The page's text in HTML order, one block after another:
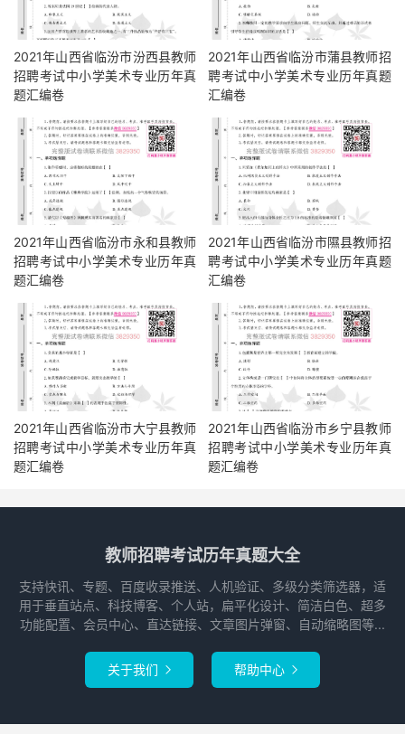
2021年山西省临汾市汾西县教师
招聘考试中小学美术专业历年真
题汇编卷
2021年山西省临汾市蒲县教师招
聘考试中小学美术专业历年真题
汇编卷
2021年山西省临汾市永和县教师
招聘考试中小学美术专业历年真
题汇编卷
2021年山西省临汾市隰县教师招
聘考试中小学美术专业历年真题
汇编卷
2021年山西省临汾市大宁县教师
招聘考试中小学美术专业历年真
题汇编卷
2021年山西省临汾市乡宁县教师
招聘考试中小学美术专业历年真
题汇编卷
教师招聘考试历年真题大全
支持快讯、专题、百度收录推送、人机验证、多级分类筛选器，适
用于垂直站点、科技博客、个人站，扁平化设计、简洁白色、超多
功能配置、会员中心、直达链接、文章图片弹窗、自动缩略图等...
关于我们  帮助中心 